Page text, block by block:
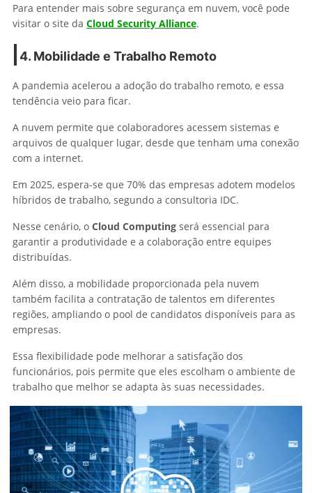
Para entender mais sobre segurança em nuvem, você pode
visitar o site da Cloud Security Alliance.
4. Mobilidade e Trabalho Remoto
A pandemia acelerou a adoção do trabalho remoto, e essa
tendência veio para ficar.
A nuvem permite que colaboradores acessem sistemas e
arquivos de qualquer lugar, desde que tenham uma conexão
com a internet.
Em 2025, espera-se que 70% das empresas adotem modelos
híbridos de trabalho, segundo a consultoria IDC.
Nesse cenário, o Cloud Computing será essencial para
garantir a produtividade e a colaboração entre equipes
distribuídas.
Além disso, a mobilidade proporcionada pela nuvem
também facilita a contratação de talentos em diferentes
regiões, ampliando o pool de candidatos disponíveis para as
empresas.
Essa flexibilidade pode melhorar a satisfação dos
funcionários, pois permite que eles escolham o ambiente de
trabalho que melhor se adapta às suas necessidades.